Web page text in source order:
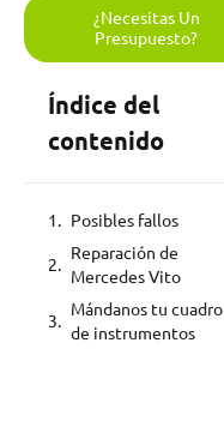
¿Necesitas Un
Presupuesto?
Índice del
contenido
Posibles fallos
Reparación de
Mercedes Vito
Mándanos tu cuadro
de instrumentos